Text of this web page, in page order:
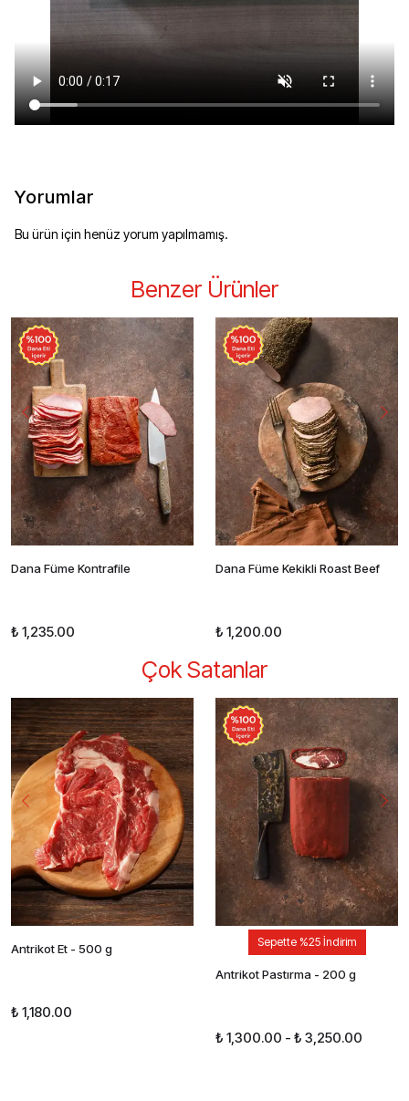
Yorumlar
Bu ürün için henüz yorum yapılmamış.
Benzer Ürünler
Dana Füme Kontrafile
₺ 1,235.00
Dana Füme Kekikli Roast Beef
₺ 1,200.00
Çok Satanlar
Antrikot Et - 500 g
₺ 1,180.00
Sepette %25 İndirim
Antrikot Pastırma - 200 g
₺ 1,300.00 - ₺ 3,250.00